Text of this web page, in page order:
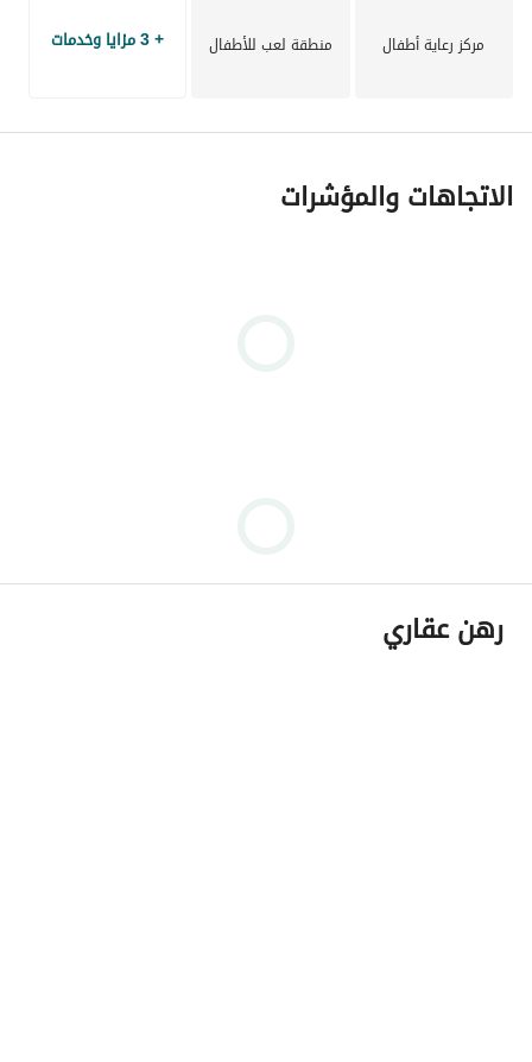
للمزيد من التفاصيل ومعاينة الوحدة، تواصل معنا الآن. .
مركز رعاية أطفال منطقة لعب للأطفال + 3 مزايا وخدمات
الاتجاهات والمؤشرات
رهن عقاري